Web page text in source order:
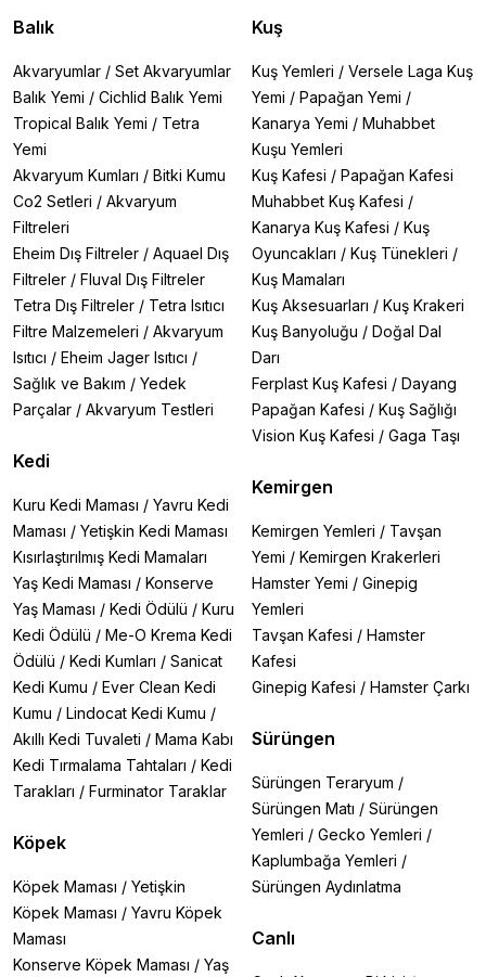
Balık
Akvaryumlar / Set Akvaryumlar
Balık Yemi / Cichlid Balık Yemi
Tropical Balık Yemi / Tetra
Yemi
Akvaryum Kumları / Bitki Kumu
Co2 Setleri / Akvaryum
Filtreleri
Eheim Dış Filtreler / Aquael Dış
Filtreler / Fluval Dış Filtreler
Tetra Dış Filtreler / Tetra Isıtıcı
Filtre Malzemeleri / Akvaryum
Isıtıcı / Eheim Jager Isıtıcı /
Sağlık ve Bakım / Yedek
Parçalar / Akvaryum Testleri
Kedi
Kuru Kedi Maması / Yavru Kedi
Maması / Yetişkin Kedi Maması
Kısırlaştırılmış Kedi Mamaları
Yaş Kedi Maması / Konserve
Yaş Maması / Kedi Ödülü / Kuru
Kedi Ödülü / Me-O Krema Kedi
Ödülü / Kedi Kumları / Sanicat
Kedi Kumu / Ever Clean Kedi
Kumu / Lindocat Kedi Kumu /
Akıllı Kedi Tuvaleti / Mama Kabı
Kedi Tırmalama Tahtaları / Kedi
Tarakları / Furminator Taraklar
Köpek
Köpek Maması / Yetişkin
Köpek Maması / Yavru Köpek
Maması
Konserve Köpek Maması / Yaş
Kuş
Kuş Yemleri / Versele Laga Kuş
Yemi / Papağan Yemi /
Kanarya Yemi / Muhabbet
Kuşu Yemleri
Kuş Kafesi / Papağan Kafesi
Muhabbet Kuş Kafesi /
Kanarya Kuş Kafesi / Kuş
Oyuncakları / Kuş Tünekleri /
Kuş Mamaları
Kuş Aksesuarları / Kuş Krakeri
Kuş Banyoluğu / Doğal Dal
Darı
Ferplast Kuş Kafesi / Dayang
Papağan Kafesi / Kuş Sağlığı
Vision Kuş Kafesi / Gaga Taşı
Kemirgen
Kemirgen Yemleri / Tavşan
Yemi / Kemirgen Krakerleri
Hamster Yemi / Ginepig
Yemleri
Tavşan Kafesi / Hamster
Kafesi
Ginepig Kafesi / Hamster Çarkı
Sürüngen
Sürüngen Teraryum /
Sürüngen Matı / Sürüngen
Yemleri / Gecko Yemleri /
Kaplumbağa Yemleri /
Sürüngen Aydınlatma
Canlı